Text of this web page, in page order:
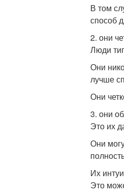
В том
способ
2. они
Люди
Они
лучше
Они
3. они
Это их
Они
Их
Это